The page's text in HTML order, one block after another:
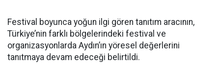
Festival boyunca yoğun ilgi gören tanıtım aracının,
Türkiye’nin farklı bölgelerindeki festival ve
organizasyonlarda Aydın’ın yöresel değerlerini
tanıtmaya devam edeceği belirtildi.